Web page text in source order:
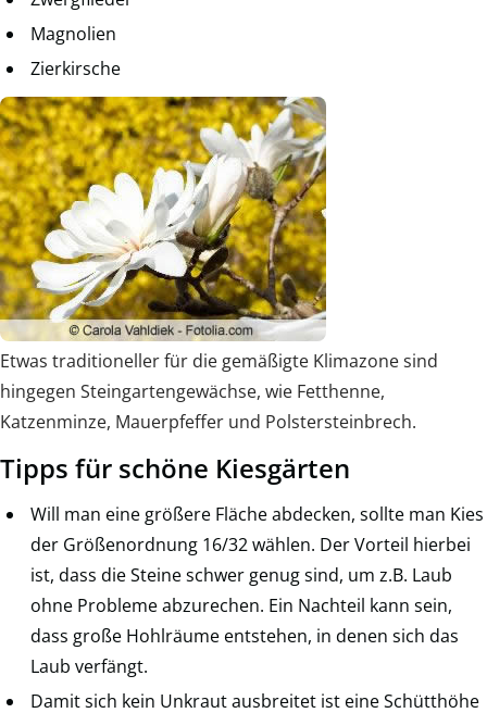
Magnolien
Zierkirsche
Etwas traditioneller für die gemäßigte Klimazone sind
hingegen Steingartengewächse, wie Fetthenne,
Katzenminze, Mauerpfeffer und Polstersteinbrech.
Tipps für schöne Kiesgärten
Will man eine größere Fläche abdecken, sollte man Kies
der Größenordnung 16/32 wählen. Der Vorteil hierbei
ist, dass die Steine schwer genug sind, um z.B. Laub
ohne Probleme abzurechen. Ein Nachteil kann sein,
dass große Hohlräume entstehen, in denen sich das
Laub verfängt.
Damit sich kein Unkraut ausbreitet ist eine Schütthöhe